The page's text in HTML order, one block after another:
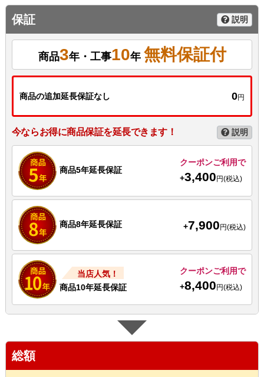
保証 説明
商品3年・工事10年 無料保証付
商品の追加延長保証なし 0円
今ならお得に商品保証を延長できます！ 説明
商品5年延長保証
クーポンご利用で
+3,400円(税込)
商品8年延長保証 +7,900 円(税込)
当店人気！
商品10年延長保証
クーポンご利用で
+8,400円(税込)
総額